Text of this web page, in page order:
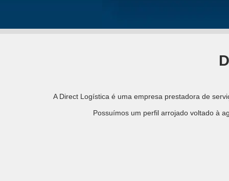
A Direct Logística é uma empresa prestadora de
Possuímos um perfil arrojado voltado à